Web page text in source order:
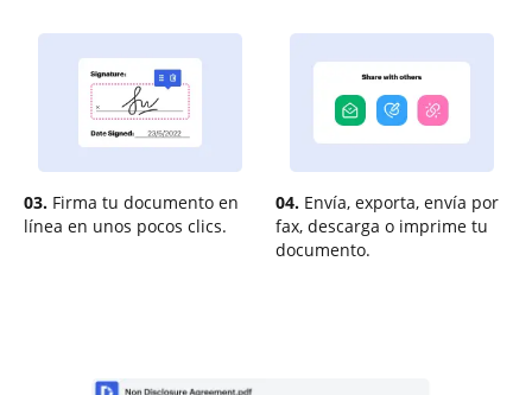
03. Firma tu documento en
línea en unos pocos clics.
04. Envía, exporta, envía por
fax, descarga o imprime tu
documento.